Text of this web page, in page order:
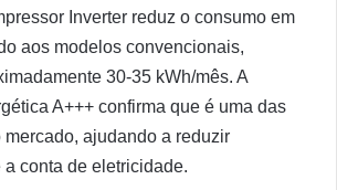
Inverter reduz o consumo em
aos modelos convencionais,
30-35 kWh/mês. A
A+++ confirma que é uma das
ajudando a reduzir
conta de eletricidade.